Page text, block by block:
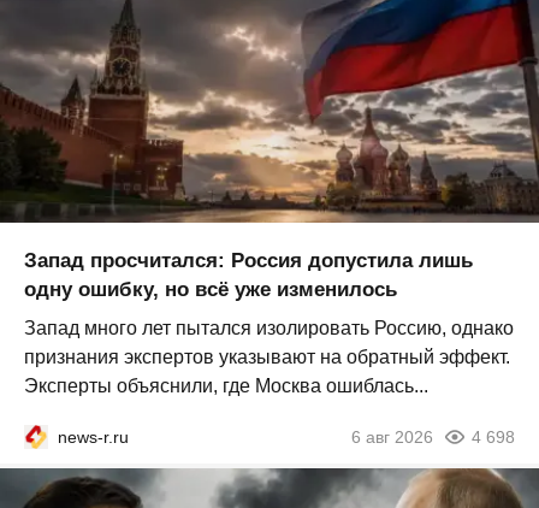
Запад просчитался: Россия допустила лишь
одну ошибку, но всё уже изменилось
Запад много лет пытался изолировать Россию, однако
признания экспертов указывают на обратный эффект.
Эксперты объяснили, где Москва ошиблась...
news-r.ru 6 авг 2026 4 698